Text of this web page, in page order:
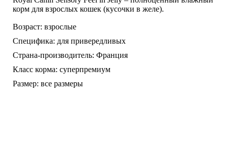
корм для взрослых кошек (кусочки в желе).
Возраст: взрослые
Специфика: для привередливых
Страна-производитель: Франция
Класс корма: суперпремиум
Размер: все размеры